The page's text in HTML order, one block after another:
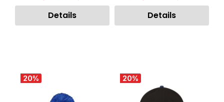
Details Details
20% 20%